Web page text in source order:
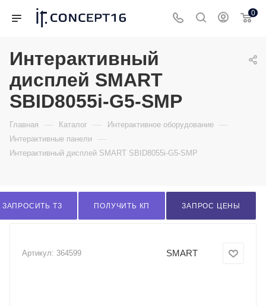
0
Интерактивный
дисплей SMART
SBID8055i-G5-SMP
Главная — Каталог — Интерактивное оборудование —
Интерактивные панели —
Интерактивный дисплей SMART SBID8055i-G5-SMP
ЗАПРОСИТЬ ТЗ ПОЛУЧИТЬ КП ЗАПРОС ЦЕНЫ
Артикул: 364599 SMART